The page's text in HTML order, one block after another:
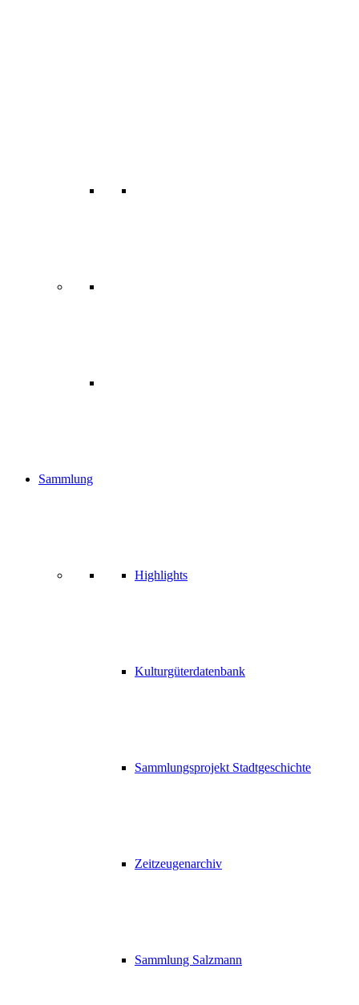
Sammlung
Highlights
Kulturgüterdatenbank
Sammlungsprojekt Stadtgeschichte
Zeitzeugenarchiv
Sammlung Salzmann